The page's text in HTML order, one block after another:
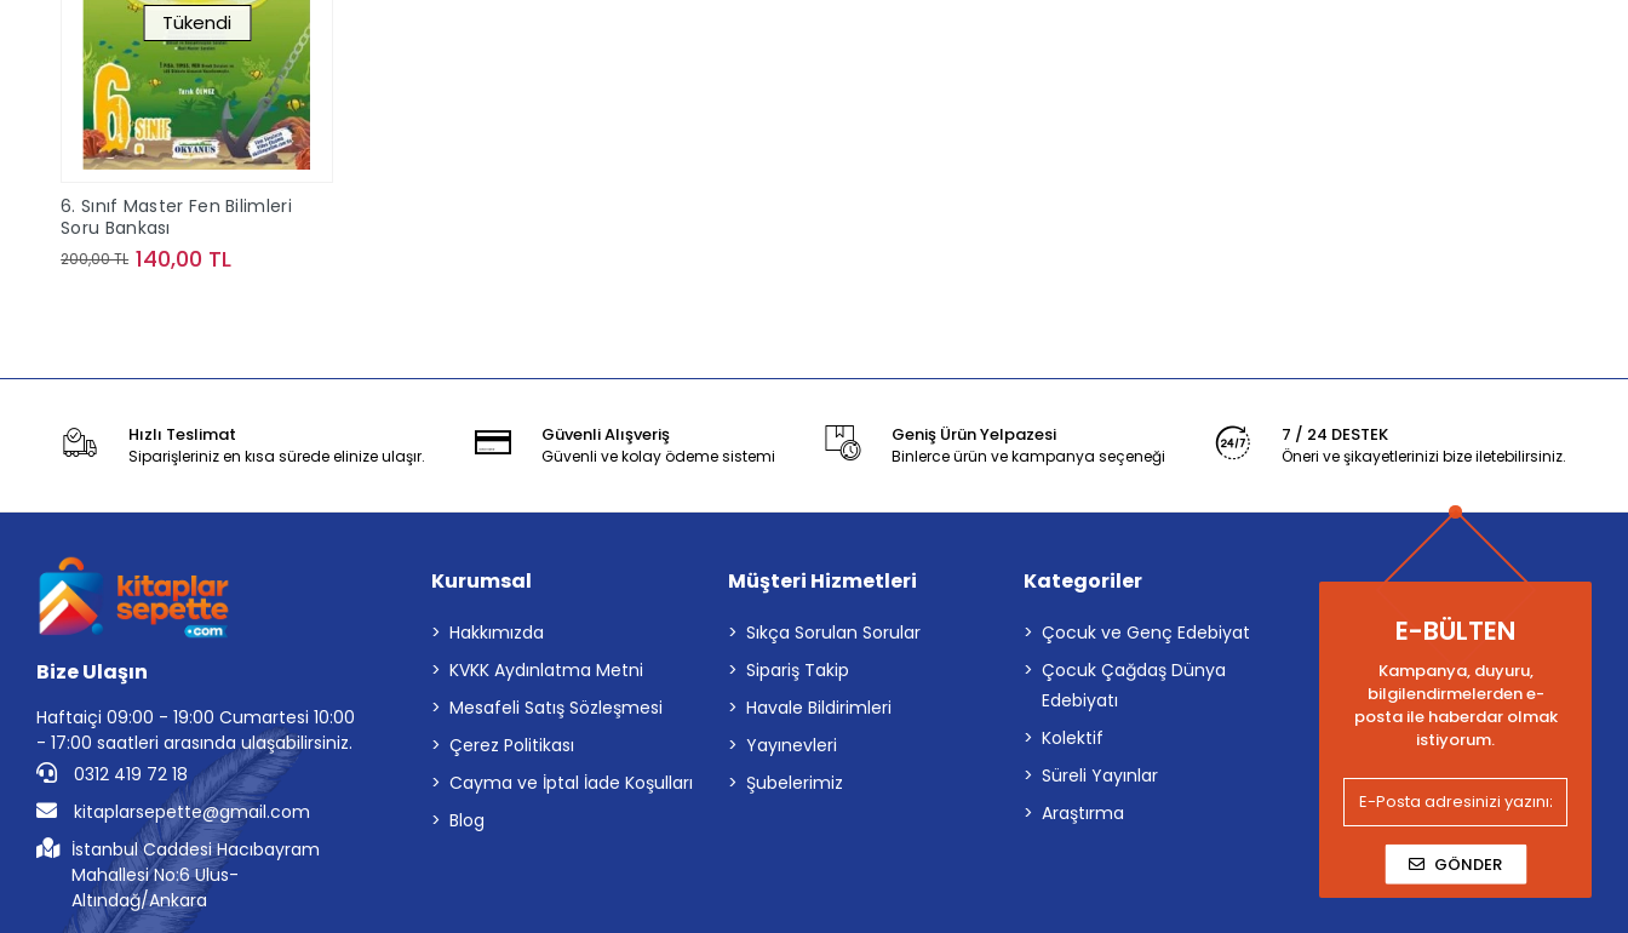
Tükendi
6. Sınıf Master Fen Bilimleri
Soru Bankası
200,00 TL 140,00 TL
Hızlı Teslimat
Siparişleriniz en kısa sürede elinize ulaşır.
Güvenli Alışveriş
Güvenli ve kolay ödeme sistemi
Geniş Ürün Yelpazesi
Binlerce ürün ve kampanya seçeneği
7 / 24 DESTEK
Öneri ve şikayetlerinizi bize iletebilirsiniz.
Bize Ulaşın
Haftaiçi 09:00 - 19:00 Cumartesi 10:00
- 17:00 saatleri arasında ulaşabilirsiniz.
0312 419 72 18
kitaplarsepette@gmail.com
İstanbul Caddesi Hacıbayram
Mahallesi No:6 Ulus-
Altındağ/Ankara
Kurumsal
Hakkımızda
KVKK Aydınlatma Metni
Mesafeli Satış Sözleşmesi
Çerez Politikası
Cayma ve İptal İade Koşulları
Blog
Müşteri Hizmetleri
Sıkça Sorulan Sorular
Sipariş Takip
Havale Bildirimleri
Yayınevleri
Şubelerimiz
Kategoriler
Çocuk ve Genç Edebiyat
Çocuk Çağdaş Dünya
Edebiyatı
Kolektif
Süreli Yayınlar
Araştırma
E-BÜLTEN
Kampanya, duyuru,
bilgilendirmelerden e-
posta ile haberdar olmak
istiyorum.
GÖNDER